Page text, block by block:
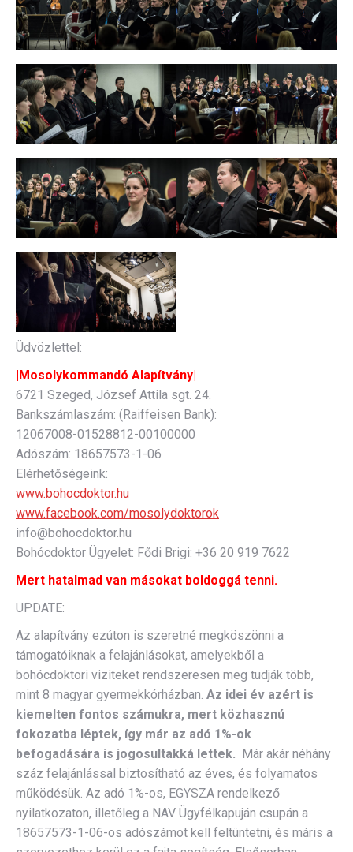
Üdvözlettel:
|Mosolykommandó Alapítvány|
6721 Szeged, József Attila sgt. 24.
Bankszámlaszám: (Raiffeisen Bank):
12067008-01528812-00100000
Adószám: 18657573-1-06
Elérhetőségeink:
www.bohocdoktor.hu
www.facebook.com/mosolydoktorok
info@bohocdoktor.hu
Bohócdoktor Ügyelet: Fődi Brigi: +36 20 919 7622
Mert hatalmad van másokat boldoggá tenni.
UPDATE:
Az alapítvány ezúton is szeretné megköszönni a
támogatóiknak a felajánlásokat, amelyekből a
bohócdoktori viziteket rendszeresen meg tudják több,
mint 8 magyar gyermekkórházban. Az idei év azért is
kiemelten fontos számukra, mert közhasznú
fokozatba léptek, így már az adó 1%-ok
befogadására is jogosultakká lettek. Már akár néhány
száz felajánlással biztosítható az éves, és folyamatos
működésük. Az adó 1%-os, EGYSZA rendelkező
nyilatkozaton, illetőleg a NAV Ügyfélkapuján csupán a
18657573-1-06-os adószámot kell feltüntetni, és máris a